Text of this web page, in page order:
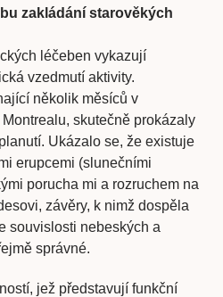
zakládání starověkých
léčeben vykazují
vzedmutí aktivity.
několik měsíců v
skutečně prokázaly
Ukázalo se, že existuje
erupcemi (slunečními
porucha­ mi a rozruchem na
závěry, k nimž dospěla
souvislosti nebeských a
správné.
jež představují funkční